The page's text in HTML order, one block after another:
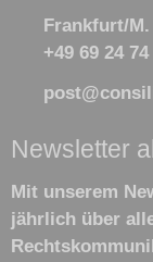
Frankfurt/M.
+49 69 24
Newsletter
Mit unserem
jährlich über